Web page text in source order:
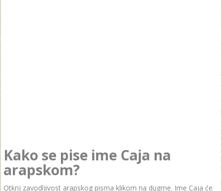
Kako se pise ime Caja na
arapskom?
Otkrij zavodljivost arapskog pisma klikom na dugme. Ime Caja će